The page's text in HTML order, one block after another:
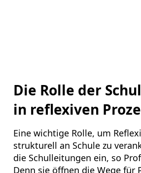
Die Rolle der
in reflexiven
Eine wichtige Rolle, um
strukturell an Schule zu
die Schulleitungen ein, so
Denn sie öffnen die Wege für